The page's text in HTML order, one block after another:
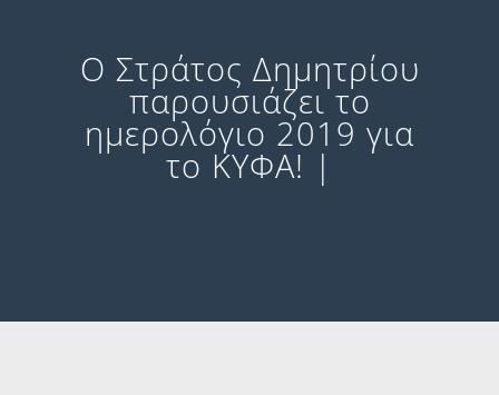
O Στράτος Δημητρίου
παρουσιάζει το
ημερολόγιο 2019 για
το ΚΥΦΑ! |